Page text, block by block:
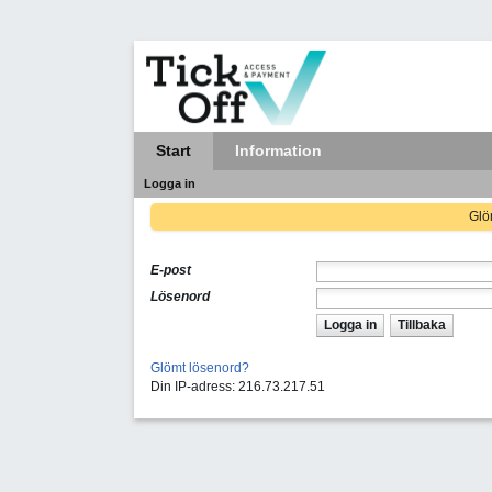
Start Information
Logga in
E-post
Lösenord
Logga in
Tillbaka
Glömt lösenord?
Din IP-adress: 216.73.217.51